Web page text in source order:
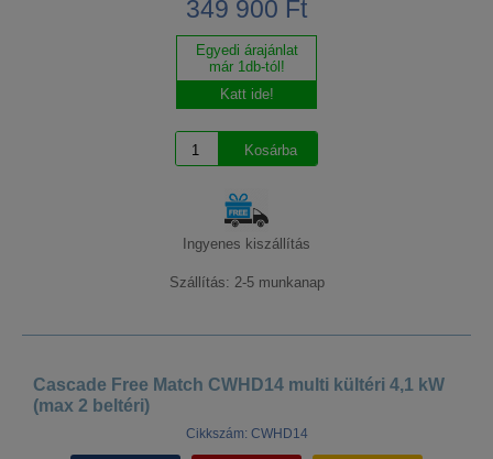
349 900 Ft
Egyedi árajánlat
már 1db-tól!
Katt ide!
Ingyenes kiszállítás
Szállítás: 2-5 munkanap
Cascade Free Match CWHD14 multi kültéri 4,1 kW
(max 2 beltéri)
Cikkszám: CWHD14